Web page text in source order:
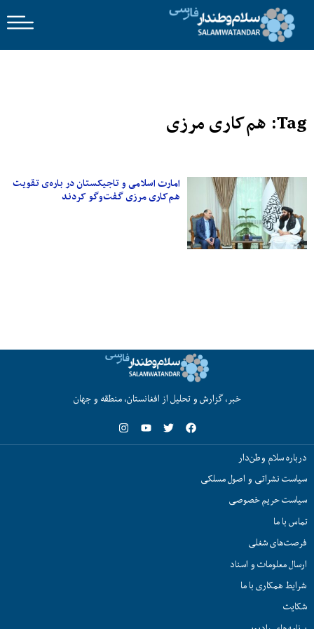
Tag: هم‌کاری مرزی
امارت اسلامی و تاجیکستان در باره‌ی تقویت
هم‌کاری مرزی گفت‌وگو کردند
خبر، گزارش و تحلیل از افغانستان، منطقه و جهان
درباره سلام وطن‌دار
سیاست نشراتی و اصول مسلکی
سیاست حریم خصوصی
تماس با ما
فرصت‌های شغلی
ارسال معلومات و اسناد
شرایط همکاری با ما
شکایت